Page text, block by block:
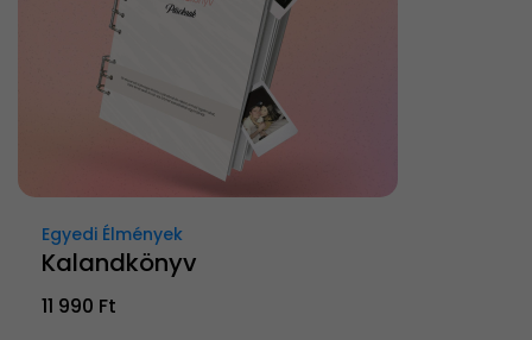
Egyedi Élmények
Kalandkönyv
11 990 Ft